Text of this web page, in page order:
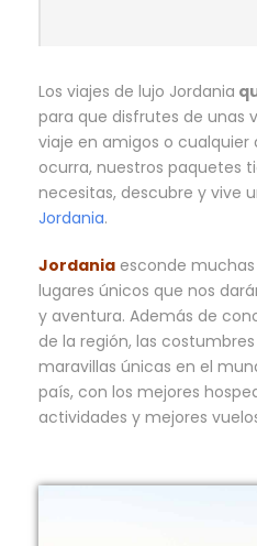
Los viajes de lujo Jordania
para que disfrutes de unas
viaje en amigos o
ocurra, nuestros paquetes
necesitas, descubre y vive
Jordania.
Jordania esconde
lugares únicos que nos
y aventura. Además de
de la región, las
maravillas únicas en el
país, con los mejores
actividades y mejores